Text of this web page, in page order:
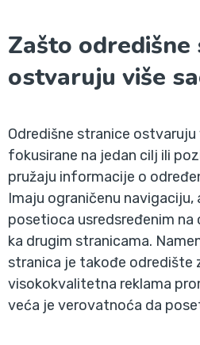
Zašto odredišne
ostvaruju više
Odredišne stranice
fokusirane na jedan cilj ili
pružaju informacije o
Imaju ograničenu
posetioca usredsređenim na
ka drugim stranicama.
stranica je takođe odredište
visokokvalitetna reklama
veća je verovatnoća da